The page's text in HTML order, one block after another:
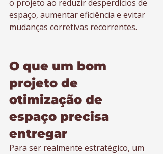
o projeto ao reduzir desperdícios de
espaço, aumentar eficiência e evitar
mudanças corretivas recorrentes.
O que um bom
projeto de
otimização de
espaço precisa
entregar
Para ser realmente estratégico, um